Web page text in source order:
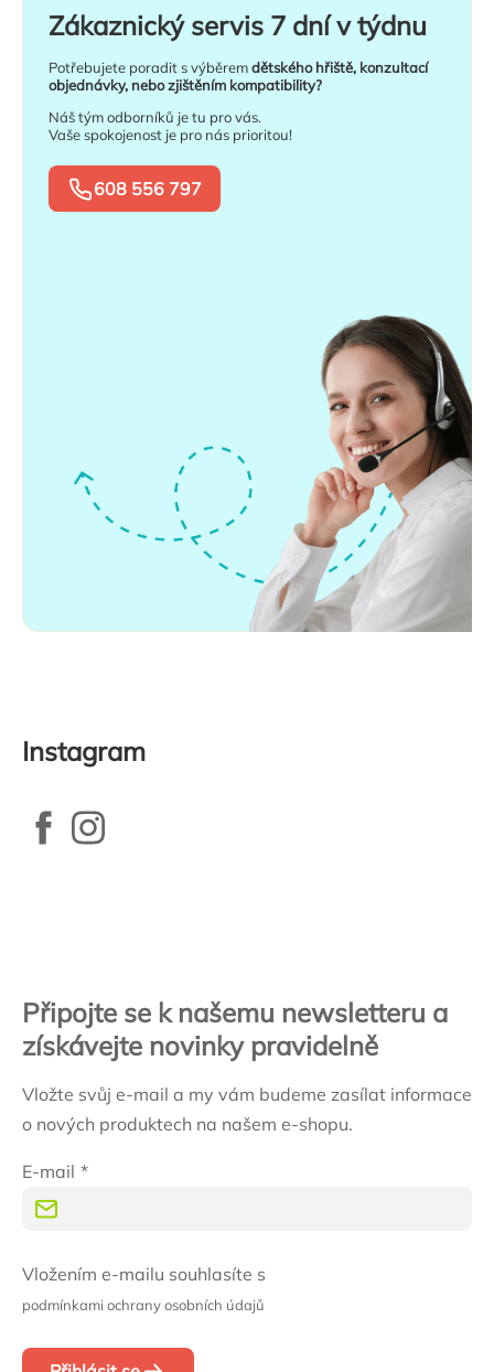
Zákaznický servis 7 dní v týdnu
Potřebujete poradit s výběremdětského hřiště, konzultací
objednávky, nebo zjištěním kompatibility?
Náš tým odborníků je tu pro vás.
Vaše spokojenost je pro nás prioritou!
608 556 797
Instagram
Připojte se k našemu newsletteru a
získávejte novinky pravidelně
Vložte svůj e-mail a my vám budeme zasílat informace
o nových produktech na našem e-shopu.
E-mail
Vložením e-mailu souhlasíte s
podmínkami ochrany osobních údajů